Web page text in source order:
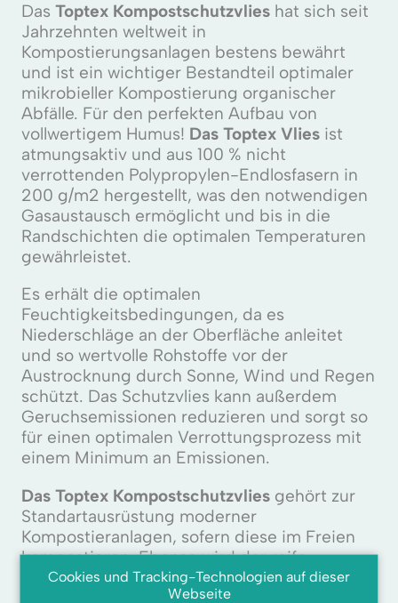
Das Toptex Kompostschutzvlies hat sich seit
Jahrzehnten weltweit in
Kompostierungsanlagen bestens bewährt
und ist ein wichtiger Bestandteil optimaler
mikrobieller Kompostierung organischer
Abfälle. Für den perfekten Aufbau von
vollwertigem Humus! Das Toptex Vlies ist
atmungsaktiv und aus 100 % nicht
verrottenden Polypropylen-Endlosfasern in
200 g/m2 hergestellt, was den notwendigen
Gasaustausch ermöglicht und bis in die
Randschichten die optimalen Temperaturen
gewährleistet.
Es erhält die optimalen
Feuchtigkeitsbedingungen, da es
Niederschläge an der Oberfläche anleitet
und so wertvolle Rohstoffe vor der
Austrocknung durch Sonne, Wind und Regen
schützt. Das Schutzvlies kann außerdem
Geruchsemissionen reduzieren und sorgt so
für einen optimalen Verrottungsprozess mit
einem Minimum an Emissionen.
Das Toptex Kompostschutzvlies gehört zur
Standartausrüstung moderner
Kompostieranlagen, sofern diese im Freien
kompostieren. Ebenso wird der reife
Kompost gegen Nässe und Verunreinigung
Cookies und Tracking-Technologien auf dieser
Webseite